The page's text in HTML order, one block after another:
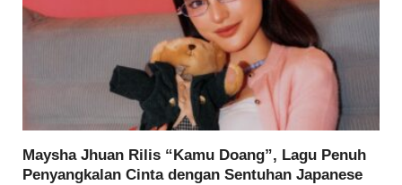
Maysha Jhuan Rilis “Kamu Doang”, Lagu Penuh
Penyangkalan Cinta dengan Sentuhan Japanese